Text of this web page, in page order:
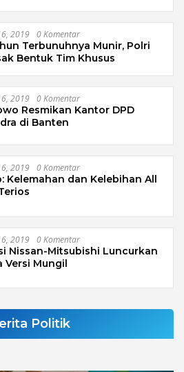
2019 0 Komentar
Terbunuhnya Munir, Polri
Bentuk Tim Khusus
2019 0 Komentar
Resmikan Kantor DPD
di Banten
2019 0 Komentar
Kelemahan dan Kelebihan All
2019 0 Komentar
Nissan-Mitsubishi Luncurkan
Versi Mungil
Politik